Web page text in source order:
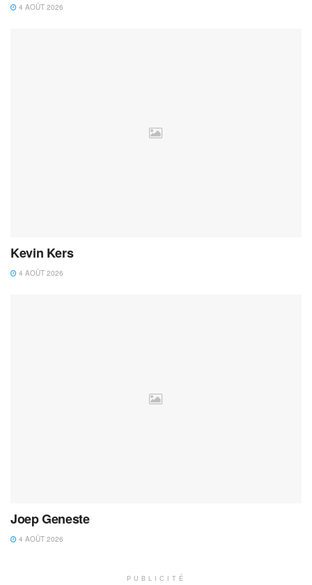
4 AOÛT 2026
Kevin Kers
4 AOÛT 2026
Joep Geneste
4 AOÛT 2026
PUBLICITÉ